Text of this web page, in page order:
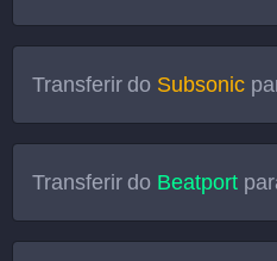
Transferir do Subsonic
Transferir do Beatport